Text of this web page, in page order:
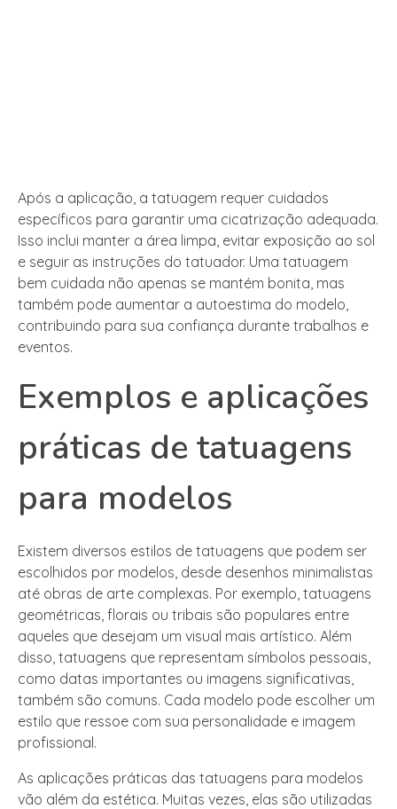
Após a aplicação, a tatuagem requer cuidados
específicos para garantir uma cicatrização adequada.
Isso inclui manter a área limpa, evitar exposição ao sol
e seguir as instruções do tatuador. Uma tatuagem
bem cuidada não apenas se mantém bonita, mas
também pode aumentar a autoestima do modelo,
contribuindo para sua confiança durante trabalhos e
eventos.
Exemplos e aplicações
práticas de tatuagens
para modelos
Existem diversos estilos de tatuagens que podem ser
escolhidos por modelos, desde desenhos minimalistas
até obras de arte complexas. Por exemplo, tatuagens
geométricas, florais ou tribais são populares entre
aqueles que desejam um visual mais artístico. Além
disso, tatuagens que representam símbolos pessoais,
como datas importantes ou imagens significativas,
também são comuns. Cada modelo pode escolher um
estilo que ressoe com sua personalidade e imagem
profissional.
As aplicações práticas das tatuagens para modelos
vão além da estética. Muitas vezes, elas são utilizadas